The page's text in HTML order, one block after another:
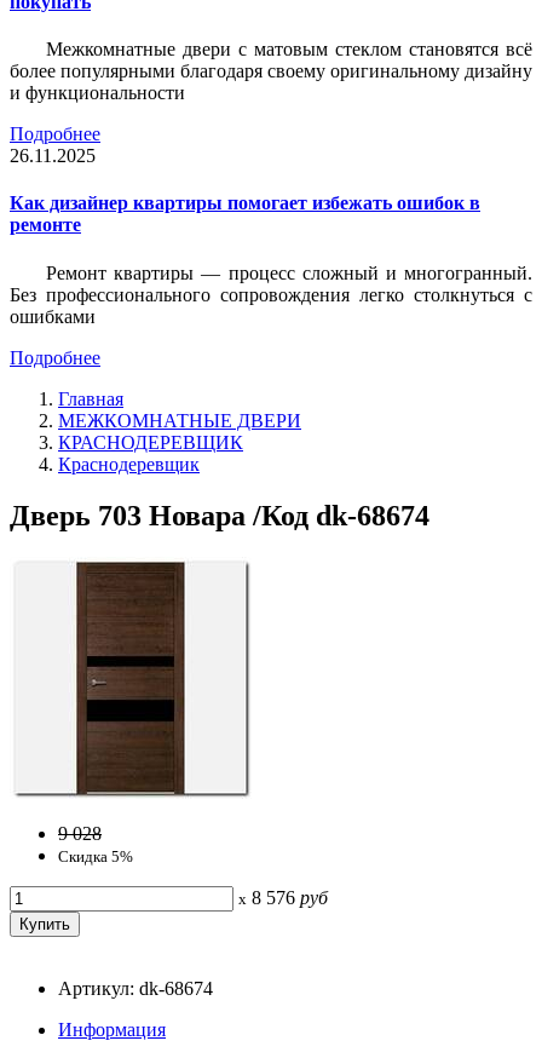
Межкомнатные двери с матовым стеклом становятся всё
более популярными благодаря своему оригинальному дизайну
и функциональности
Подробнее
26.11.2025
Как дизайнер квартиры помогает избежать ошибок в
ремонте
Ремонт квартиры — процесс сложный и многогранный.
Без профессионального сопровождения легко столкнуться с
ошибками
Подробнее
Главная
МЕЖКОМНАТНЫЕ ДВЕРИ
КРАСНОДЕРЕВЩИК
Краснодеревщик
Дверь 703 Новара /Код dk-68674
9 028
Скидка 5%
x 8 576 руб
Артикул: dk-68674
Информация